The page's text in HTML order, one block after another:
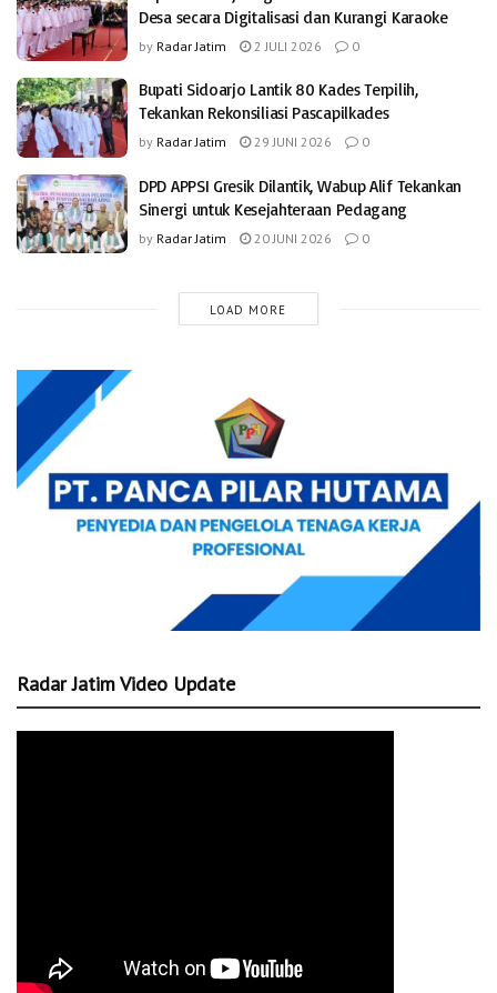
Desa secara Digitalisasi dan Kurangi Karaoke
by Radar Jatim 2 JULI 2026 0
Bupati Sidoarjo Lantik 80 Kades Terpilih,
Tekankan Rekonsiliasi Pascapilkades
by Radar Jatim 29 JUNI 2026 0
DPD APPSI Gresik Dilantik, Wabup Alif Tekankan
Sinergi untuk Kesejahteraan Pedagang
by Radar Jatim 20 JUNI 2026 0
LOAD MORE
Radar Jatim Video Update